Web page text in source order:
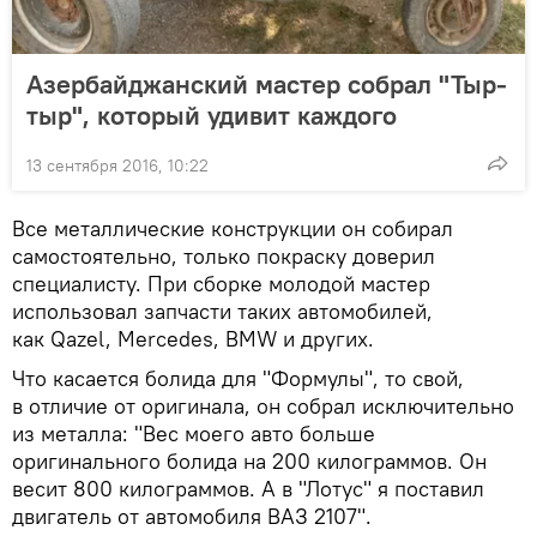
Азербайджанский мастер собрал "Тыр-
тыр", который удивит каждого
13 сентября 2016, 10:22
Все металлические конструкции он собирал
самостоятельно, только покраску доверил
специалисту. При сборке молодой мастер
использовал запчасти таких автомобилей,
как Qazel, Mercedes, BMW и других.
Что касается болида для "Формулы", то свой,
в отличие от оригинала, он собрал исключительно
из металла: "Вес моего авто больше
оригинального болида на 200 килограммов. Он
весит 800 килограммов. А в "Лотус" я поставил
двигатель от автомобиля ВАЗ 2107".